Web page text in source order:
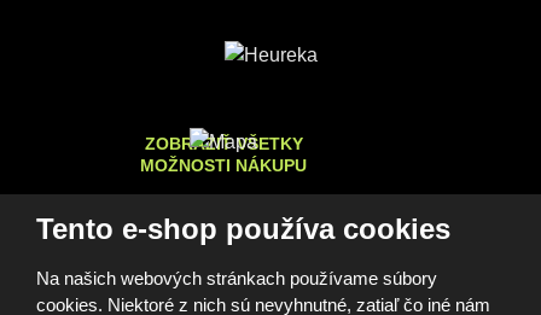
Tento e-shop používa cookies
Na našich webových stránkach používame súbory
cookies. Niektoré z nich sú nevyhnutné, zatiaľ čo iné nám
ZOBRAZIŤ VŠETKY
MOŽNOSTI NÁKUPU
© 2026, FOMEI s.r.o.
Vyhlásenie o prístupnostiMapa stránokGDPRCookies